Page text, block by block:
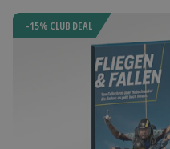
-15% CLUB DEAL